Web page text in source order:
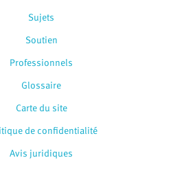
Sujets
Soutien
Professionnels
Glossaire
Carte du site
de confidentialité
Avis juridiques